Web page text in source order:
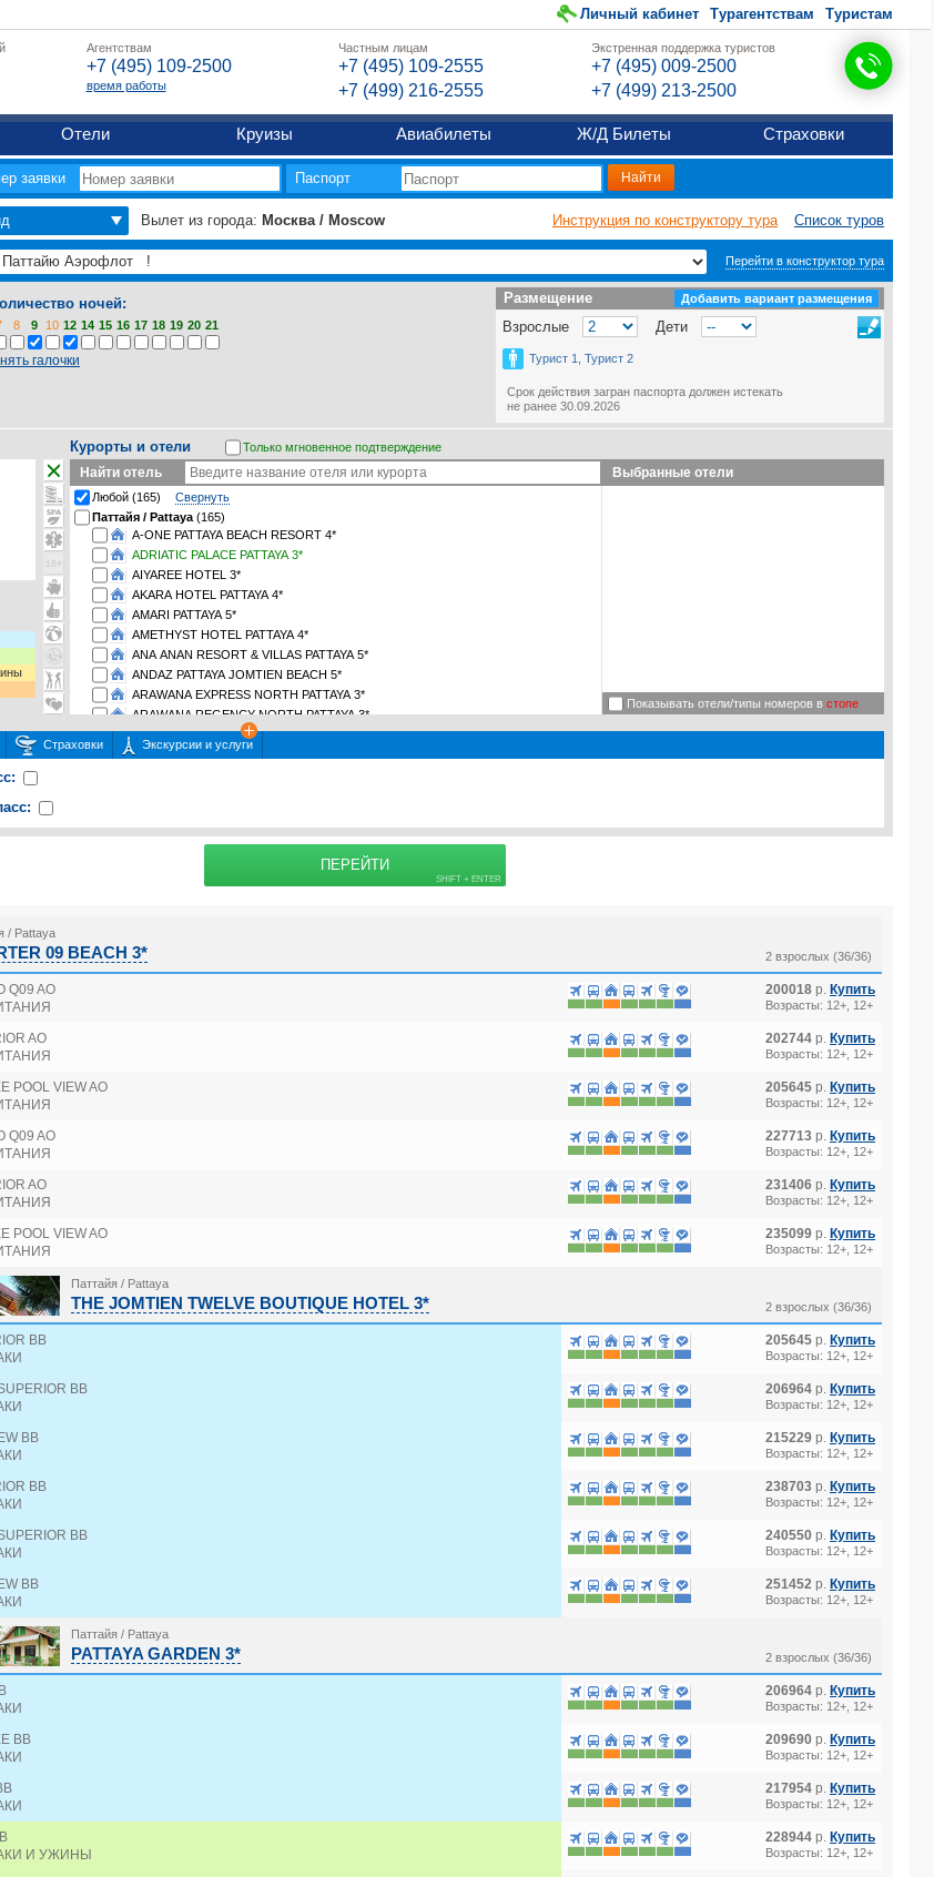
Личный кабинет Турагентствам Туристам
Агентствам
+7 (495) 109-2500
время работы
Частным лицам
+7 (495) 109-2555
+7 (499) 216-2555
Экстренная поддержка туристов
+7 (495) 009-2500
+7 (499) 213-2500
Отели Круизы Авиабилеты Ж/Д Билеты Страховки
заявки Паспорт
Вылет из города: Москва / Moscow Инструкция по конструктору тура Список туров
Перейти в конструктор тура
Размещение
Размещение Добавить вариант размещения
Взрослые Дети
Турист 1, Турист 2
Срок действия загран паспорта должен истекать
не ранее 30.09.2026
ночей:
8 9 10 12 14 15 16 17 18 19 20 21
галочки
Только мгновенное подтверждение
Показывать отели/типы номеров в стопе
Выбранные отели
Курорты и отели
Найти отель
Любой (165)
Свернуть
Паттайя / Pattaya (165)
A-ONE PATTAYA BEACH RESORT 4*
ADRIATIC PALACE PATTAYA 3*
AIYAREE HOTEL 3*
AKARA HOTEL PATTAYA 4*
AMARI PATTAYA 5*
AMETHYST HOTEL PATTAYA 4*
ANA ANAN RESORT & VILLAS PATTAYA 5*
ANDAZ PATTAYA JOMTIEN BEACH 5*
ARAWANA EXPRESS NORTH PATTAYA 3*
ARAWANA REGENCY NORTH PATTAYA 3*
ARAWANA REGENCY SOUTH PATTAYA (ex. MEMO SUITE PATTAYA) 3*
ASIA PATTAYA HOTEL 3*
BARON BEACH 3*
BAY BEACH RESORT JOMTIEN 4*
BELLA VILLA METRO 3*
BELLA VILLA PATTAYA 3RD ROAD 2*
COCO BEACH HOTEL JOMTIEN PATTAYA (ex. JOMTIEN GARDEN) 3*
COSI PATTAYA WONG AMAT BEACH 3*
GRAND BELLA 3*
GRANDE CENTRE POINT SPACE PATTAYA 5*
HAS PATTAYA 4*
Страховки Экскурсии и услуги
Подробнее о страховке
: Взрослый =5.0%, Ребенок =
ПЕРЕЙТИ
/ Pattaya
09 BEACH 3* 2 взрослых (36/36)
Q09 AO
200018 р. Купить
Возрасты: 12+, 12+
AO
202744 р. Купить
Возрасты: 12+, 12+
POOL VIEW AO
205645 р. Купить
Возрасты: 12+, 12+
Q09 AO
227713 р. Купить
Возрасты: 12+, 12+
AO
231406 р. Купить
Возрасты: 12+, 12+
POOL VIEW AO
235099 р. Купить
Возрасты: 12+, 12+
Паттайя / Pattaya
THE JOMTIEN TWELVE BOUTIQUE HOTEL 3* 2 взрослых (36/36)
BB
205645 р. Купить
Возрасты: 12+, 12+
BB
206964 р. Купить
Возрасты: 12+, 12+
BB
215229 р. Купить
Возрасты: 12+, 12+
BB
238703 р. Купить
Возрасты: 12+, 12+
BB
240550 р. Купить
Возрасты: 12+, 12+
BB
251452 р. Купить
Возрасты: 12+, 12+
Паттайя / Pattaya
PATTAYA GARDEN 3* 2 взрослых (36/36)
206964 р. Купить
Возрасты: 12+, 12+
BB
209690 р. Купить
Возрасты: 12+, 12+
217954 р. Купить
Возрасты: 12+, 12+
И УЖИНЫ
228944 р. Купить
Возрасты: 12+, 12+